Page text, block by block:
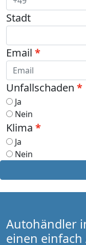
Stadt
Email
Unfallschaden
Ja
Nein
Klima
Ja
Nein
Autohändler
einen